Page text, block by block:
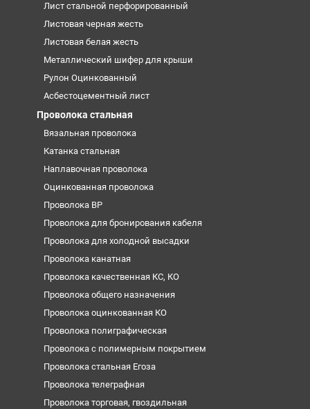
Лист стальной перфорированный
Листовая черная жесть
Листовая белая жесть
Металлический шифер для крыши
Рулон Оцинкованный
Асбестоцементный лист
Проволока стальная
Вязальная проволока
Катанка стальная
Наплавочная проволока
Оцинкованная проволока
Проволока ВР
Проволока для бронирования кабеля
Проволока для холодной высадки
Проволока канатная
Проволока качественная КС, КО
Проволока общего назначения
Проволока оцинкованная КО
Проволока полиграфическая
Проволока с полимерным покрытием
Проволока стальная Егоза
Проволока телеграфная
Проволока торговая, гвоздильная